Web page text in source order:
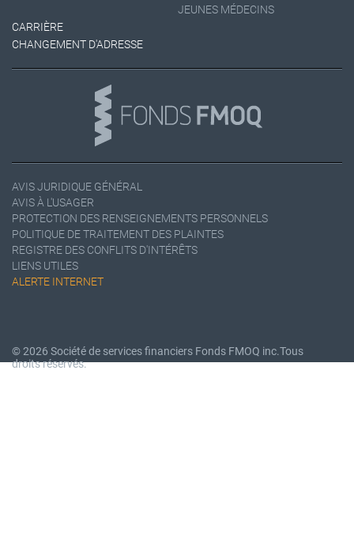
JEUNES MÉDECINS
CARRIÈRE
CHANGEMENT D'ADRESSE
AVIS JURIDIQUE GÉNÉRAL
AVIS À L'USAGER
PROTECTION DES RENSEIGNEMENTS PERSONNELS
POLITIQUE DE TRAITEMENT DES PLAINTES
REGISTRE DES CONFLITS D'INTÉRÊTS
LIENS UTILES
ALERTE INTERNET
© 2026 Société de services financiers Fonds FMOQ inc.Tous
droits réservés.